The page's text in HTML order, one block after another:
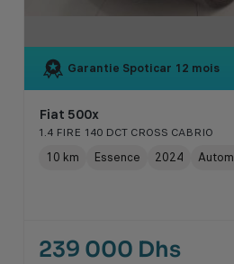
Garantie Spoticar 12 mois
Fiat 500x
1.4 FIRE 140 DCT CROSS CABRIO
10 km Essence 2024
239 000 Dhs